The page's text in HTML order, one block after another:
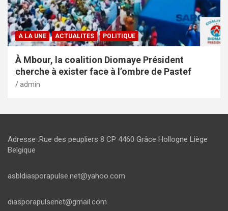
A LA UNE ACTUALITES POLITIQUE
À Mbour, la coalition Diomaye Président
cherche à exister face à l’ombre de Pastef
admin
Adresse :Rue des peupliers 8 CP 4460 Grâce Hollogne Liège
Belgique
asbldiasporapulse.net@yahoo.com
diasporapulsenet@gmail.com